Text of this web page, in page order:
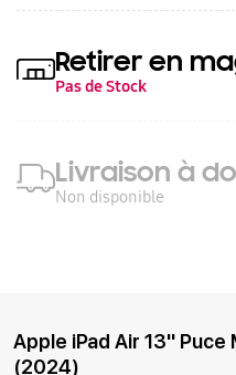
Retirer en
Pas de Stock
Livraison à
Non disponible
Apple iPad Air 13'' Puce
(2024)